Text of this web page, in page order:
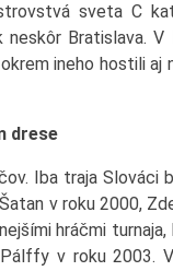
sveta C
Bratislava.
ineho hostili aj
drese
Iba traja Slováci
v roku 2000,
hráčmi
v roku 2003.